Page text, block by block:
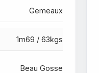
Gemeaux
1m69 / 63kgs
Beau Gosse